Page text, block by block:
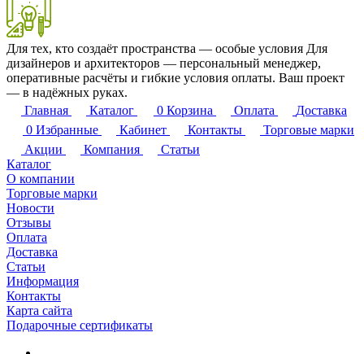
Для тех, кто создаёт пространства — особые условия Для
дизайнеров и архитекторов — персональный менеджер,
оперативные расчёты и гибкие условия оплаты. Ваш проект
— в надёжных руках.
Главная
Каталог 0 Корзина Оплата
Доставка
0 Избранные Кабинет Контакты
Торговые марки
Акции
Компания
Статьи
Каталог
О компании
Торговые марки
Новости
Отзывы
Оплата
Доставка
Статьи
Информация
Контакты
Карта сайта
Подарочные сертификаты